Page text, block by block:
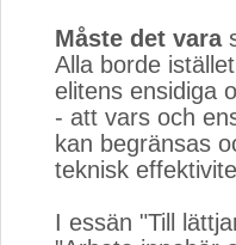
Måste det vara
Alla borde
elitens ensidiga
- att vars och
kan begränsas
teknisk
I essän "Till